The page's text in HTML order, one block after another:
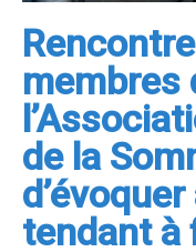
membres
de la
tendant à